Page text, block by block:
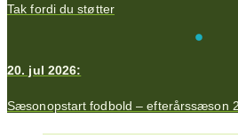
Tak fordi du støtter
20. jul 2026:
Sæsonopstart fodbold – efterårssæson